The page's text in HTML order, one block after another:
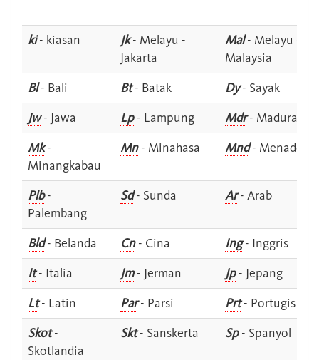
ki- kiasan Jk- Melayu -
Jakarta
Mal- Melayu -
Malaysia
Bl- Bali Bt- Batak Dy- Sayak
Jw- Jawa Lp- Lampung Mdr- Madura
Mk-
Minangkabau
Mn- Minahasa Mnd- Menado
Plb-
Palembang
Sd- Sunda Ar- Arab
Bld- Belanda Cn- Cina Ing- Inggris
It- Italia Jm- Jerman Jp- Jepang
Lt- Latin Par- Parsi Prt- Portugis
Skot-
Skotlandia
Skt- Sanskerta Sp- Spanyol